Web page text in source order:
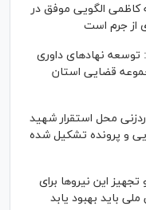
الگویی موفق در
از جرم است
نهاد‌های داوری
قضایی استان
محل استقرار شهید
و پرونده تشکیل شده
این نیرو‌ها برای
باید بهبود یابد